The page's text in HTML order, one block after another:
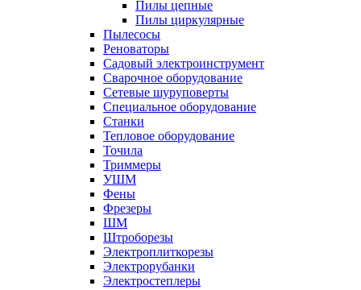
Пилы цепные
Пилы циркулярные
Пылесосы
Реноваторы
Садовый электроинструмент
Сварочное оборудование
Сетевые шуруповерты
Специальное оборудование
Станки
Тепловое оборудование
Точила
Триммеры
УШМ
Фены
Фрезеры
ШМ
Штроборезы
Электроплиткорезы
Электрорубанки
Электростеплеры